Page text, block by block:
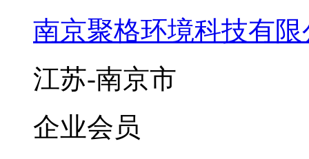
南京聚格环境科技有限
江苏-南京市
企业会员